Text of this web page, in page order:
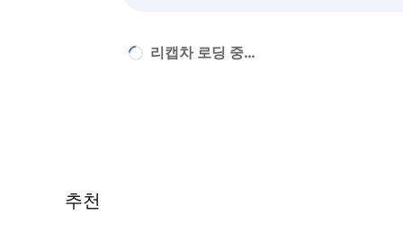
리캡차 로딩 중...
추천